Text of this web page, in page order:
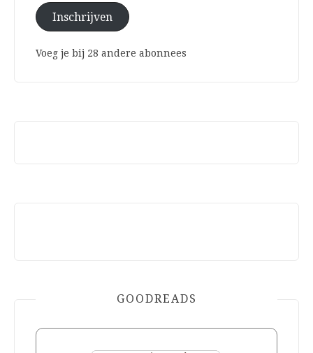
Inschrijven
Voeg je bij 28 andere abonnees
GOODREADS